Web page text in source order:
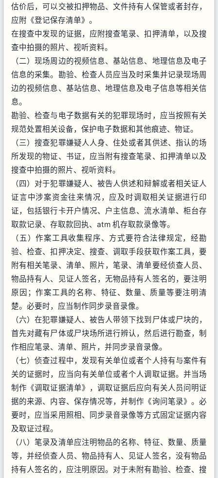
估价后，可以交被扣押物品、文件持有人保管或者封存，
应附《登记保存清单》。
在搜查中发现的证据，应附搜查笔录、扣押清单，以及搜
查中拍摄的照片、视听资料。
（二）现场周边的视频信息、基站信息、地理信息及电子
信息的采集。勘验、检查人员应当及时采集并记录现场周
边的视频信息、基站信息、地理信息及电子信息等相关信
息。
勘验、检查与电子数据有关的犯罪现场时，应当按照有关
规范处置相关设备，保护电子数据和其他痕迹、物证。
（三）搜查犯罪嫌疑人人身、住处或者其供述、指认的场
所发现的物证、书证，应当附有搜查笔录、扣押清单以及
搜查中拍摄的照片、视听资料。
（四）对于犯罪嫌疑人、被告人供述和辩解或者相关证人
证言中涉案资金往来情况，应及时调取相关证据进行印
证，包括银行卡开户情况、户主信息、流水清单、柜台存
取款记录、存取款回执、atm 机存取款录像等。
（五）作案工具收集程序、方式要符合法律规定，经勘
验、检查、扣押决定、搜查、调取手段获取作案工具，要
附有相关笔录、清单、照片，笔录、清单要经侦查人员、
物品持有人、见证人签名，无物品持有人签名的，要注明
原因；作案工具的名称、特征、数量、质量等要注明清
楚。必要时，应当制作同步录音录像。
（六）在犯罪嫌疑人、被告人带领下找到尸体或尸块的，
首先对藏有尸体或尸块场所进行辨认，然后进行勘查，制
作相应笔录、清单、照片，并同步录音录像。
（七）侦查过程中，发现有关单位或者个人持有与案件有
关的证据时，应当向有关单位或者个人调取证据。并当场
制作《调取证据清单》，调取证据后应向有关人员问明证
据的来源、内容、保存情况等，并制作《询问笔录》。必
要时，应当采用照相、同步录音录像等方式固定证据内容
及取证过程。
（八）笔录及清单应注明物品的名称、特征、数量、质量
等，并经侦查人员、物品持有人、见证人签名，没有物品
持有人签名的，应注明原因。对于未附有勘验、检查、搜